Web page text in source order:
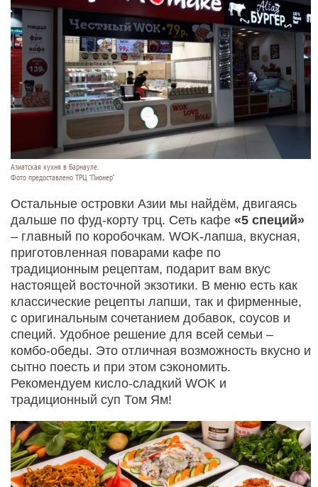
Азиатская кухня в Барнауле.
Фото предоставлено ТРЦ "Пионер"
Остальные островки Азии мы найдём, двигаясь
дальше по фуд-корту трц. Сеть кафе «5 специй»
– главный по коробочкам. WOK-лапша, вкусная,
приготовленная поварами кафе по
традиционным рецептам, подарит вам вкус
настоящей восточной экзотики. В меню есть как
классические рецепты лапши, так и фирменные,
с оригинальным сочетанием добавок, соусов и
специй. Удобное решение для всей семьи –
комбо-обеды. Это отличная возможность вкусно и
сытно поесть и при этом сэкономить.
Рекомендуем кисло-сладкий WOK и
традиционный суп Том Ям!